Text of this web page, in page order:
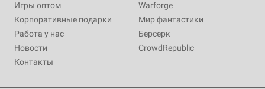
Игры оптом
Корпоративные подарки
Работа у нас
Новости
Контакты
Warforge
Мир фантастики
Берсерк
CrowdRepublic